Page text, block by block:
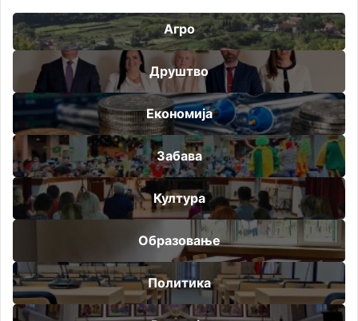
Агро
Друштво
Економија
Забава
Култура
Образовање
Политика